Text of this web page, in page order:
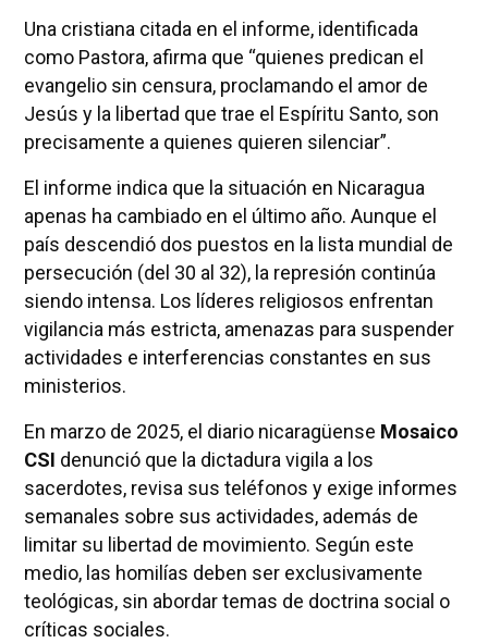
Una cristiana citada en el informe, identificada
como Pastora, afirma que “quienes predican el
evangelio sin censura, proclamando el amor de
Jesús y la libertad que trae el Espíritu Santo, son
precisamente a quienes quieren silenciar”.
El informe indica que la situación en Nicaragua
apenas ha cambiado en el último año. Aunque el
país descendió dos puestos en la lista mundial de
persecución (del 30 al 32), la represión continúa
siendo intensa. Los líderes religiosos enfrentan
vigilancia más estricta, amenazas para suspender
actividades e interferencias constantes en sus
ministerios.
En marzo de 2025, el diario nicaragüense Mosaico
CSI denunció que la dictadura vigila a los
sacerdotes, revisa sus teléfonos y exige informes
semanales sobre sus actividades, además de
limitar su libertad de movimiento. Según este
medio, las homilías deben ser exclusivamente
teológicas, sin abordar temas de doctrina social o
críticas sociales.